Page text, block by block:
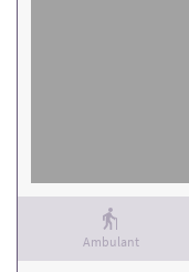
Ambulant